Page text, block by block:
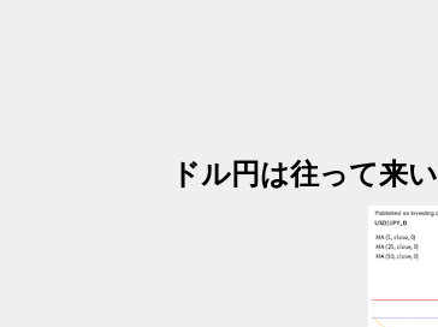
ドル円は往って来い